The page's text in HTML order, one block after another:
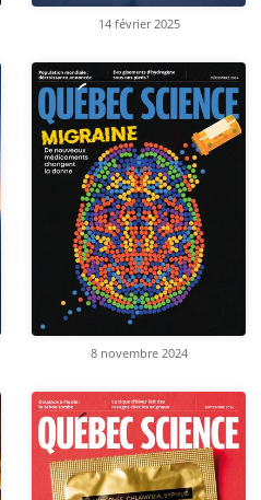
14 février 2025
8 novembre 2024